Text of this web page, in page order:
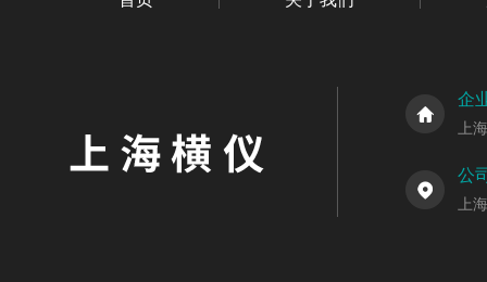
企
上
公
上